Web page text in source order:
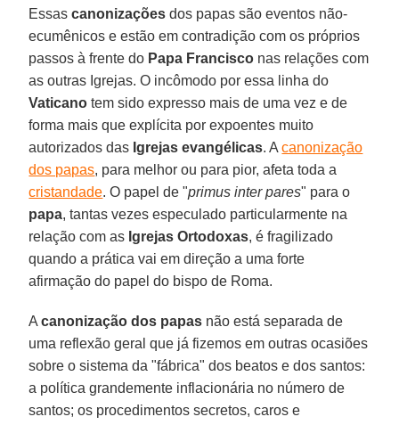
Essascanonizações dos papas são eventos não-
ecumênicos e estão em contradição com os próprios
passos à frente do Papa Francisco nas relações com
as outras Igrejas. O incômodo por essa linha do
Vaticano tem sido expresso mais de uma vez e de
forma mais que explícita por expoentes muito
autorizados das Igrejas evangélicas. Acanonização
dos papas, para melhor ou para pior, afeta toda a
cristandade. O papel de "primus inter pares" para o
papa, tantas vezes especulado particularmente na
relação com as Igrejas Ortodoxas, é fragilizado
quando a prática vai em direção a uma forte
afirmação do papel do bispo de Roma.
Acanonização dos papas não está separada de
uma reflexão geral que já fizemos em outras ocasiões
sobre o sistema da "fábrica" dos beatos e dos santos:
a política grandemente inflacionária no número de
santos; os procedimentos secretos, caros e